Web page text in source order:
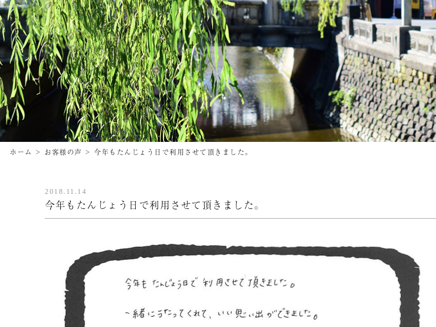
ホーム > お客様の声 > 今年もたんじょう日で利用させて頂きました。
2018.11.14
今年もたんじょう日で利用させて頂きました。